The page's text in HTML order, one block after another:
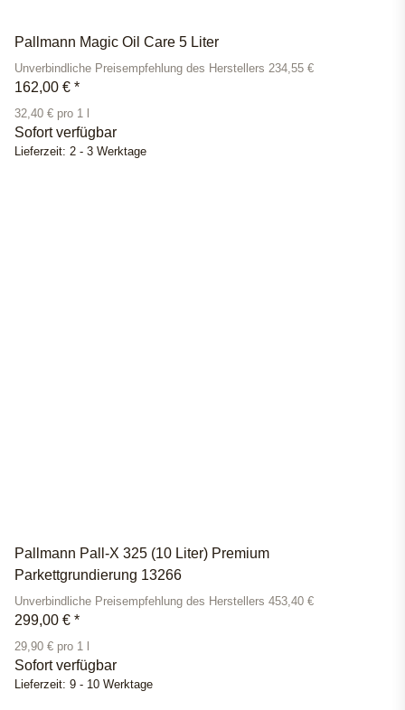
Pallmann Magic Oil Care 5 Liter
Unverbindliche Preisempfehlung des Herstellers 234,55 €
162,00 € *
32,40 € pro 1 l
Sofort verfügbar
Lieferzeit: 2 - 3 Werktage
Pallmann Pall-X 325 (10 Liter) Premium
Parkettgrundierung 13266
Unverbindliche Preisempfehlung des Herstellers 453,40 €
299,00 € *
29,90 € pro 1 l
Sofort verfügbar
Lieferzeit: 9 - 10 Werktage